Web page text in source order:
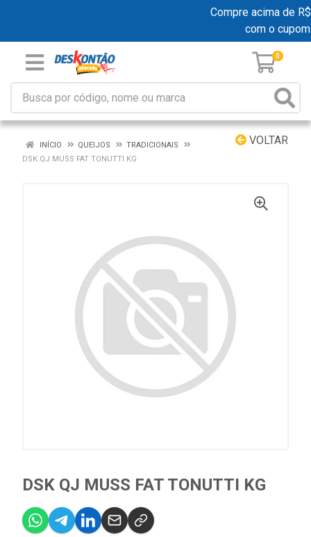
Compre acima de
com o cupom
0
VOLTAR
INÍCIO QUEIJOS
TRADICIONAIS
DSK QJ MUSS FAT TONUTTI KG
DSK QJ MUSS FAT TONUTTI KG